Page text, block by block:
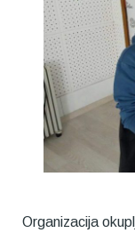
Organizacija